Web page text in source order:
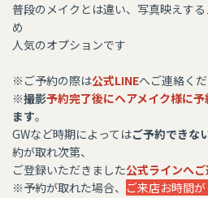
普段のメイクとは違い、写真映えす
め
​​​​​​​人気のオプションです
​​​​​​​※ご予約の際は公式LINEへご連絡く
※撮影予約完了後にヘアメイク様に
ます。
GWなど時期によってはご予約できな
約が取れ次第、
ご登録いただきました公式ラインへ
​​​​​​​※予約が取れた場合、 ご来店お時間